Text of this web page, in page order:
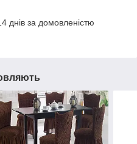
днів за домовленістю